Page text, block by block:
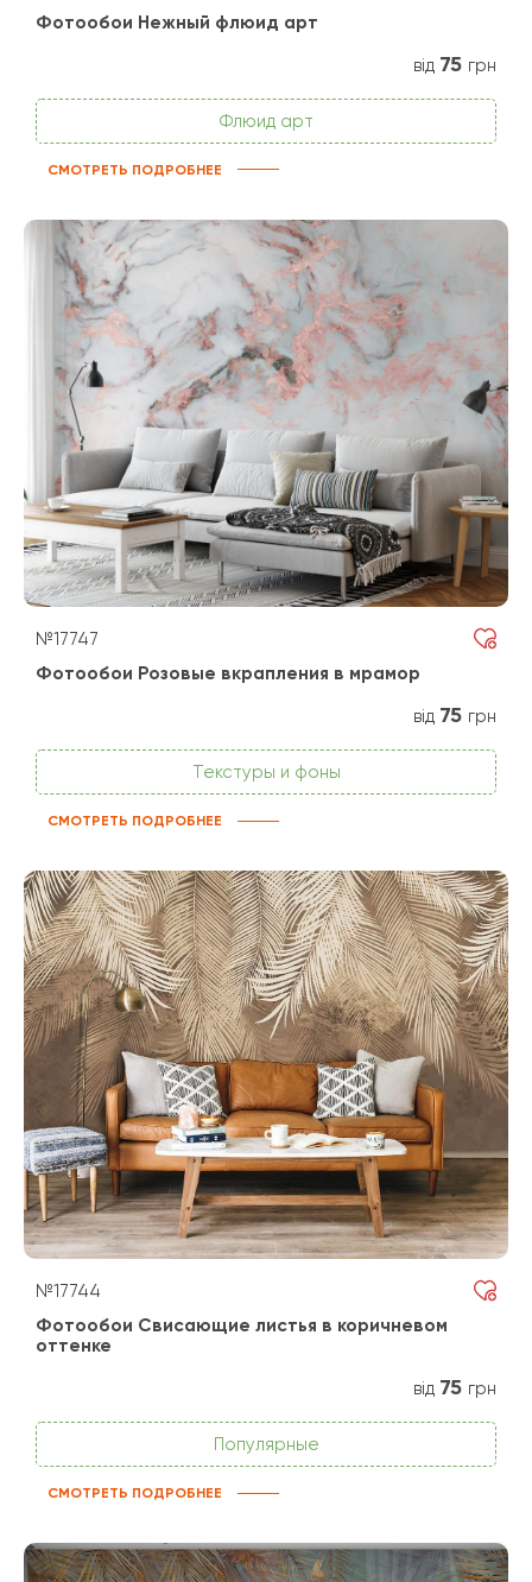
Фотообои Нежный флюид арт
від 75 грн
Флюид арт
СМОТРЕТЬ ПОДРОБНЕЕ
№17747
Фотообои Розовые вкрапления в мрамор
від 75 грн
Текстуры и фоны
СМОТРЕТЬ ПОДРОБНЕЕ
№17744
Фотообои Свисающие листья в коричневом
оттенке
від 75 грн
Популярные
СМОТРЕТЬ ПОДРОБНЕЕ